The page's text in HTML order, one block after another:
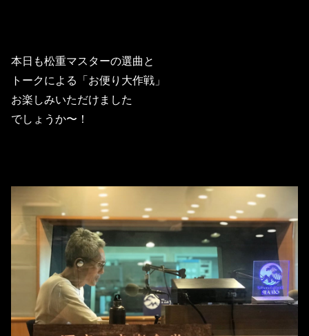
本日も松重マスターの選曲と
トークによる「お便り大作戦」
お楽しみいただけました
でしょうか〜！